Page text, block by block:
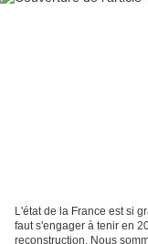
L'état de la France est si
faut s'engager à tenir en
reconstruction. Nous